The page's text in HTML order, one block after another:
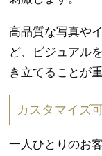
高品質な写真や
ど、ビジュアル
き立てることが
カスタマイズ
一人ひとりのお